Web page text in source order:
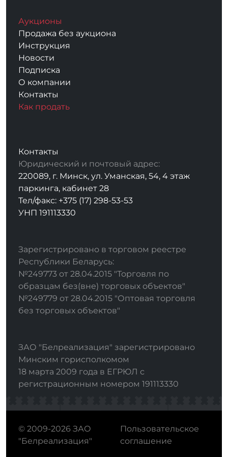
Аукционы
Продажа без аукциона
Инструкция
Новости
Подписка
О компании
Контакты
Как продать
Контакты
Юридический и почтовый адрес:
220089, г. Минск, ул. Уманская, 54, 4 этаж
паркинга, кабинет 28
Тел/факс: +375 (17) 298-53-53
УНП 191113330
Зарегистрировано в торговом реестре
Республики Беларусь:
№249773 от 28.04.2015 "Торговля по
образцам без(вне) торговых объектов"
№249779 от 28.04.2015 "Оптовая торговля
без торговых объектов"
ЗАО "Белреализация" зарегистрировано
Минским горисполкомом
18 марта 2009 года в ЕГРЮЛ с
регистрационным номером 191113330
© 2009-2026 ЗАО
"Белреализация"
Пользовательское
соглашение